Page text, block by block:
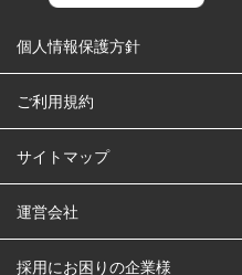
個人情報保護方針
ご利用規約
サイトマップ
運営会社
採用にお困りの企業様